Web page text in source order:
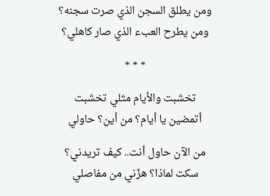
ومن يطلق السجن الذي صرت سجنه؟
ومن يطرح العبء الذي صار كاهلي؟
* * *
تخشبت والأيام مثلي تخشبت
أتمضين يا أيام؟ من أين؟ حاولي
من الآن حاول أنت.. كيف تريدني؟
سكت لماذا؟ هزّني من مفاصلي